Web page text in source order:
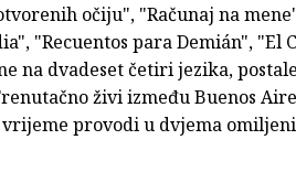
očiju", "Računaj na
"Recuentos para Demián", "El
na dvadeset četiri jezika,
živi između Buenos
provodi u dvjema